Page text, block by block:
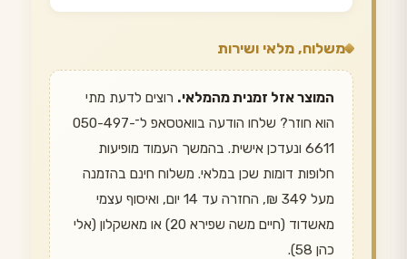
משלוח, מלאי ושירות
המוצר אזל זמנית מהמלאי. רוצים לדעת מתי
הוא חוזר? שלחו הודעה בוואטסאפ ל־050-497-
6611 ונעדכן אישית. בהמשך העמוד מופיעות
חלופות דומות שכן במלאי. משלוח חינם בהזמנה
מעל 349 ₪, החזרה עד 14 יום, ואיסוף עצמי
מאשדוד (חיים משה שפירא 20) או מאשקלון (אלי
כהן 58).